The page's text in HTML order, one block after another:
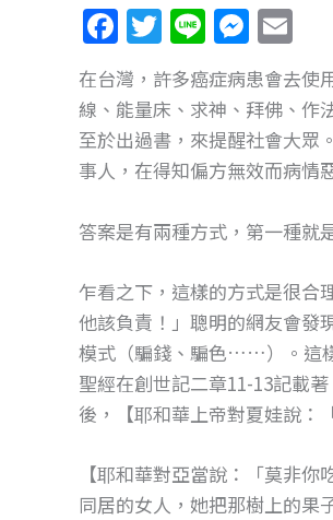
F
a
c
e
b
o
k
T
w
itt
er
Li
n
e
M
e
ss
e
n
er
m
ai
l
在台灣，許多癌症病患會去使
線、能量床、求神、拜佛、
至於出過書，來提醒社會大眾
事人，在得知偏方無效而病情
答案是有兩種方式，第一種就
乍看之下，這樣的方式是很合
他該負責！」聰明的網友會發
模式（騙錢、騙色……）。這
聖經在創世記二章11-13記載
後，【耶和華上帝對夏娃說：
【耶和華對亞當說：「莫非
同居的女人，她把那樹上的果